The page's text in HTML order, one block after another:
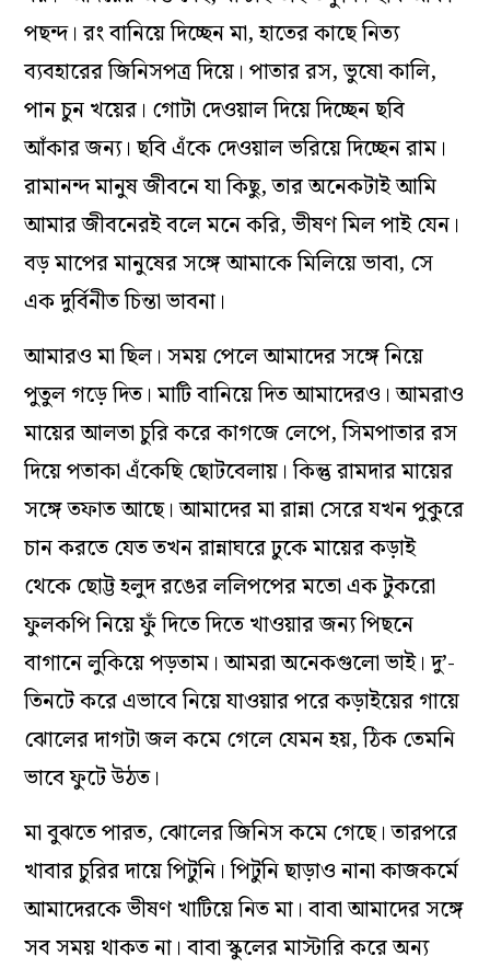
পছন্দ। রং বানিয়ে দিচ্ছেন মা, হাতের কাছে নিত্য
ব্যবহারের জিনিসপত্র দিয়ে। পাতার রস, ভুষো কালি,
পান চুন খয়ের। গোটা দেওয়াল দিয়ে দিচ্ছেন ছবি
আঁকার জন্য। ছবি এঁকে দেওয়াল ভরিয়ে দিচ্ছেন রাম।
রামানন্দ মানুষ জীবনে যা কিছু, তার অনেকটাই আমি
আমার জীবনেরই বলে মনে করি, ভীষণ মিল পাই যেন।
বড় মাপের মানুষের সঙ্গে আমাকে মিলিয়ে ভাবা, সে
এক দুর্বিনীত চিন্তা ভাবনা।
আমারও মা ছিল। সময় পেলে আমাদের সঙ্গে নিয়ে
পুতুল গড়ে দিত। মাটি বানিয়ে দিত আমাদেরও। আমরাও
মায়ের আলতা চুরি করে কাগজে লেপে, সিমপাতার রস
দিয়ে পতাকা এঁকেছি ছোটবেলায়। কিন্তু রামদার মায়ের
সঙ্গে তফাত আছে। আমাদের মা রান্না সেরে যখন পুকুরে
চান করতে যেত তখন রান্নাঘরে ঢুকে মায়ের কড়াই
থেকে ছোট্ট হলুদ রঙের ললিপপের মতো এক টুকরো
ফুলকপি নিয়ে ফুঁ দিতে দিতে খাওয়ার জন্য পিছনে
বাগানে লুকিয়ে পড়তাম। আমরা অনেকগুলো ভাই। দু’-
তিনটে করে এভাবে নিয়ে যাওয়ার পরে কড়াইয়ের গায়ে
ঝোলের দাগটা জল কমে গেলে যেমন হয়, ঠিক তেমনি
ভাবে ফুটে উঠত।
মা বুঝতে পারত, ঝোলের জিনিস কমে গেছে। তারপরে
খাবার চুরির দায়ে পিটুনি। পিটুনি ছাড়াও নানা কাজকর্মে
আমাদেরকে ভীষণ খাটিয়ে নিত মা। বাবা আমাদের সঙ্গে
সব সময় থাকত না। বাবা স্কুলের মাস্টারি করে অন্য